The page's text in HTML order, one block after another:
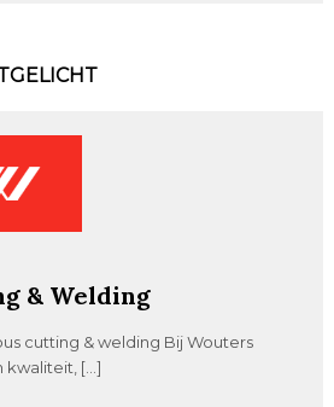
& Welding
cutting & welding Bij Wouters
kwaliteit, […]